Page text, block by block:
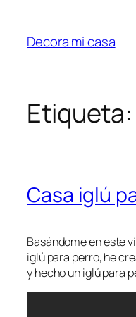
contenido
Decora mi casa
Etiqueta:
Casa iglú
Basándome en este
iglú para perro, he
y hecho un iglú para